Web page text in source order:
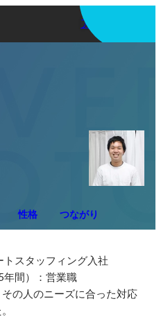
アプリを使う
性格 つながり
スタッフィング入社
間）：営業職
の人のニーズに合った対応